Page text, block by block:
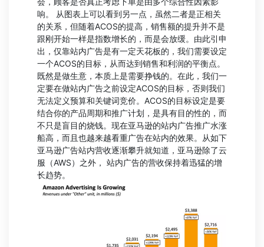
响。 从图表上可以看到另一点，虽然二者是正相关
的关系，但随着ACOS的提高，销售额的提升并不是
跟刚开始一样是指数增长的，而是会放缓。由此引申
出，仅靠站内广告是有一定天花板的，我们需要设定
一个ACOS的目标，从而达到销售和利润的平衡点。
既然是做生意，本质上是需要挣钱的。在此，我们一
定要在做站内广告之前设定ACOS的目标，否则我们
无法定义预算和关键词竞价。ACOS的目标设定是要
结合你的产品周期和推广计划，是具有目的性的，而
不只是盲目的烧钱。现在亚马逊的站内广告推广水涨
船高，而且也越来越看重广告在站内的效果。从如下
亚马逊广告站内营收逐渐攀升就知道，亚马逊除了云
服（AWS）之外， 站内广告的营收保持着迅猛的增
长趋势。